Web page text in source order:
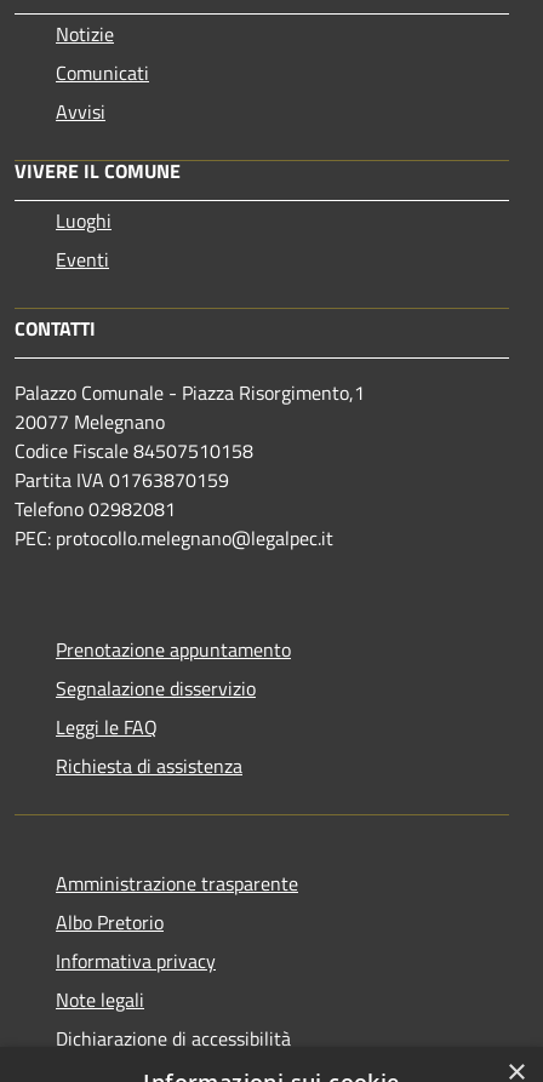
Notizie
Comunicati
Avvisi
VIVERE IL COMUNE
Luoghi
Eventi
CONTATTI
Palazzo Comunale - Piazza Risorgimento,1
20077 Melegnano
Codice Fiscale 84507510158
Partita IVA 01763870159
Telefono 02982081
PEC: protocollo.melegnano@legalpec.it
Prenotazione appuntamento
Segnalazione disservizio
Leggi le FAQ
Richiesta di assistenza
Amministrazione trasparente
Albo Pretorio
Informativa privacy
Note legali
Dichiarazione di accessibilità
×